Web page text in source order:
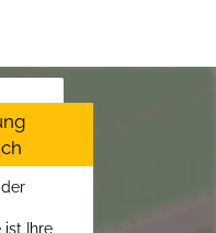
ist Ihre